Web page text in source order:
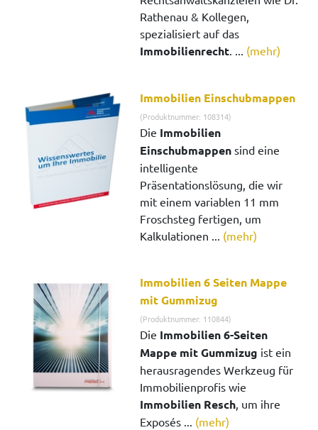
Rathenau & Kollegen,
spezialisiert auf das
Immobilienrecht. ... (mehr)
Immobilien Einschubmappen
(Produktnummer: 108314)
Die Immobilien
Einschubmappen sind eine
intelligente
Präsentationslösung, die wir
mit einem variablen 11 mm
Froschsteg fertigen, um
Kalkulationen ... (mehr)
Immobilien 6 Seiten Mappe
mit Gummizug
(Produktnummer: 110844)
Die Immobilien 6-Seiten
Mappe mit Gummizug ist ein
herausragendes Werkzeug für
Immobilienprofis wie
Immobilien Resch, um ihre
Exposés ... (mehr)